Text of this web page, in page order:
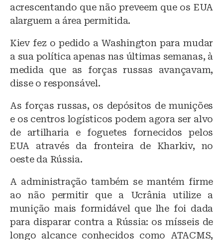
acrescentando que não preveem que os EUA
alarguem a área permitida.
Kiev fez o pedido a Washington para mudar
a sua política apenas nas últimas semanas, à
medida que as forças russas avançavam,
disse o responsável.
As forças russas, os depósitos de munições
e os centros logísticos podem agora ser alvo
de artilharia e foguetes fornecidos pelos
EUA através da fronteira de Kharkiv, no
oeste da Rússia.
A administração também se mantém firme
ao não permitir que a Ucrânia utilize a
munição mais formidável que lhe foi dada
para disparar contra a Rússia: os mísseis de
longo alcance conhecidos como ATACMS,